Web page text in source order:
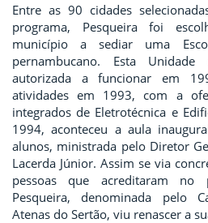
Entre as 90 cidades
programa, Pesqueira foi
município a sediar uma
pernambucano. Esta
autorizada a funcionar em
atividades em 1993, com a
integrados de Eletrotécnica e
1994, aconteceu a aula
alunos, ministrada pelo Diretor
Lacerda Júnior. Assim se via
pessoas que acreditaram no
Pesqueira, denominada pelo
Atenas do Sertão, viu renascer a